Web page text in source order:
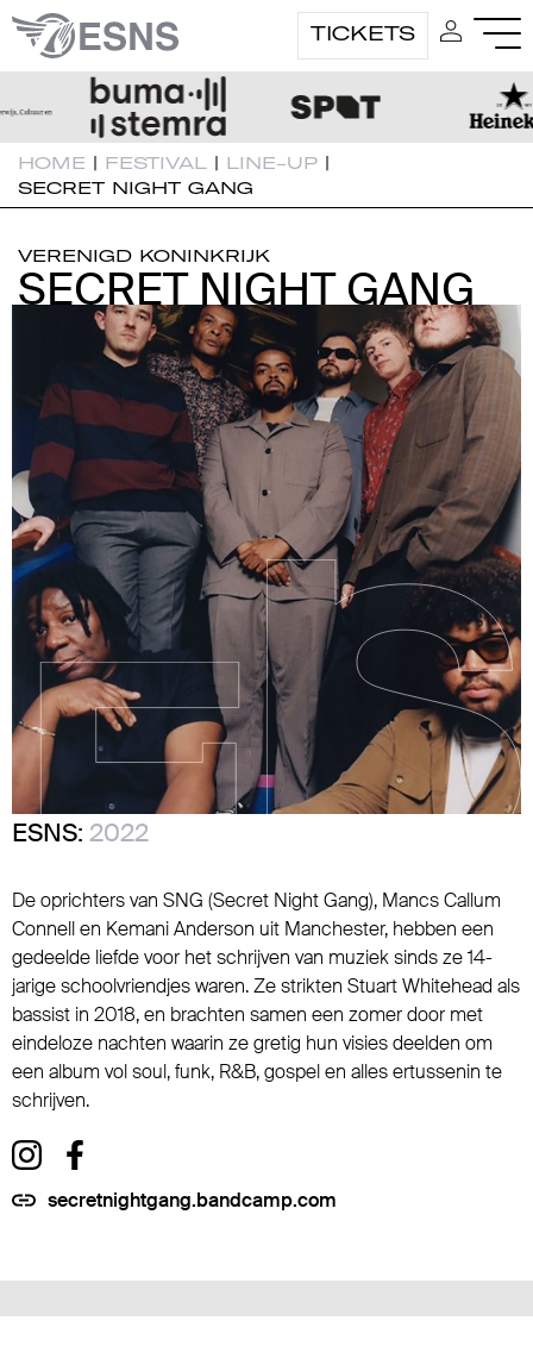
TICKETS
HOME | FESTIVAL | LINE-UP |
SECRET NIGHT GANG
VERENIGD KONINKRIJK
SECRET NIGHT GANG
SECRET NIGHT GANG
ESNS: 2022
De oprichters van SNG (Secret Night Gang), Mancs Callum
Connell en Kemani Anderson uit Manchester, hebben een
gedeelde liefde voor het schrijven van muziek sinds ze 14-
jarige schoolvriendjes waren. Ze strikten Stuart Whitehead als
bassist in 2018, en brachten samen een zomer door met
eindeloze nachten waarin ze gretig hun visies deelden om
een album vol soul, funk, R&B, gospel en alles ertussenin te
schrijven.
secretnightgang.bandcamp.com